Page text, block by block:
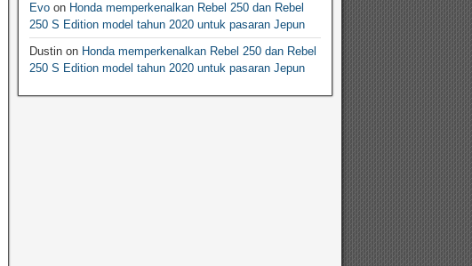
Evo on Honda memperkenalkan Rebel 250 dan Rebel
250 S Edition model tahun 2020 untuk pasaran Jepun
Dustin on Honda memperkenalkan Rebel 250 dan Rebel
250 S Edition model tahun 2020 untuk pasaran Jepun